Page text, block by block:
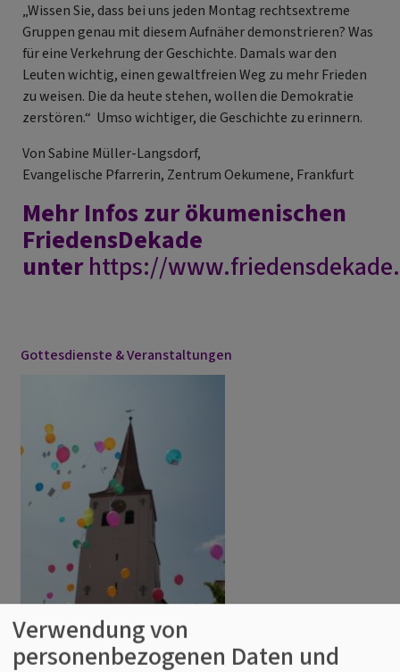
„Wissen Sie, dass bei uns jeden Montag rechtsextreme
Gruppen genau mit diesem Aufnäher demonstrieren? Was
für eine Verkehrung der Geschichte. Damals war den
Leuten wichtig, einen gewaltfreien Weg zu mehr Frieden
zu weisen. Die da heute stehen, wollen die Demokratie
zerstören.“ Umso wichtiger, die Geschichte zu erinnern.
Von Sabine Müller-Langsdorf,
Evangelische Pfarrerin, Zentrum Oekumene, Frankfurt
Mehr Infos zur ökumenischen
FriedensDekade
unter https://
Gottesdienste & Veranstaltungen
Verwendung von
personenbezogenen Daten und